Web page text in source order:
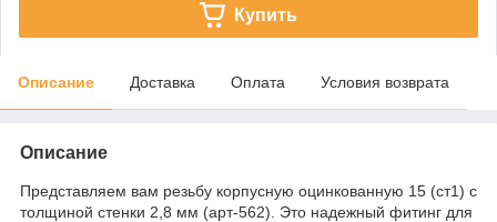
Купить
Описание Доставка Оплата Условия возврата
Описание
Представляем вам резьбу корпусную оцинкованную 15 (ст1) с
толщиной стенки 2,8 мм (арт-562). Это надежный фитинг для